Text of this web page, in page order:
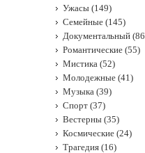
Ужасы (149)
Семейные (145)
Документальный
Романтические (55)
Мистика (52)
Молодежные (41)
Музыка (39)
Спорт (37)
Вестерны (35)
Космические (24)
Трагедия (16)